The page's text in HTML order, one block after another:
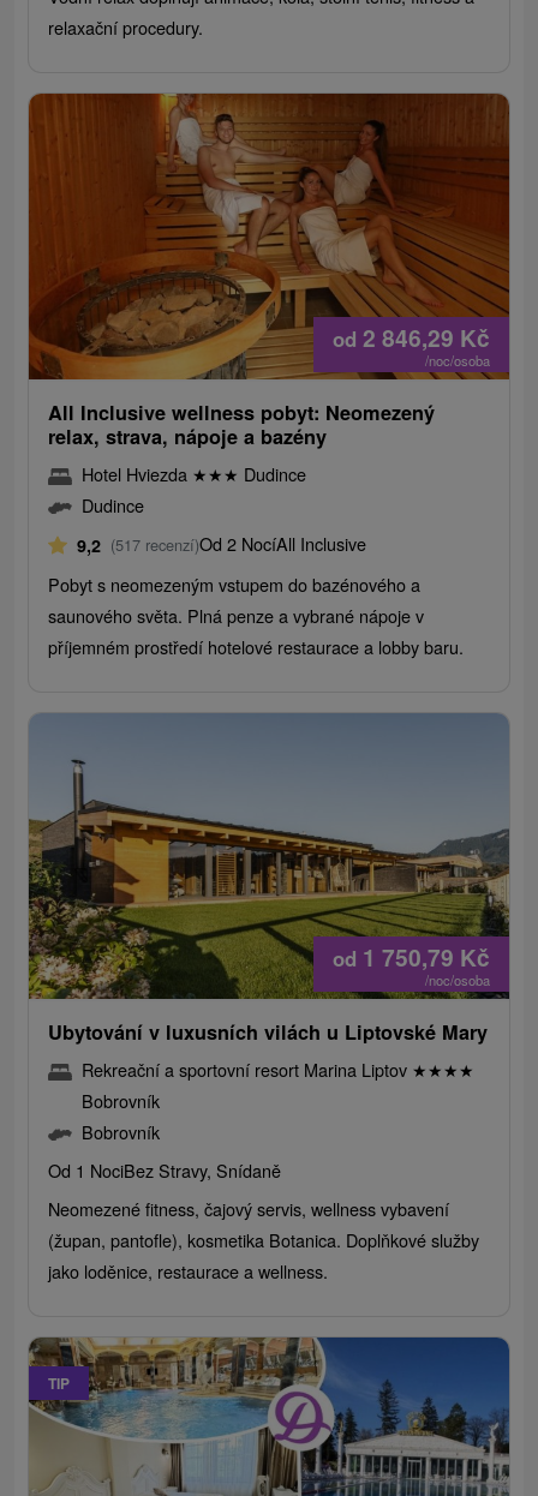
relaxační procedury.
od 2 846,29 Kč
/noc/osoba
All Inclusive wellness pobyt: Neomezený
relax, strava, nápoje a bazény
Hotel Hviezda ★★★ Dudince
Dudince
9,2 (517 recenzí)Od 2 NocíAll Inclusive
Pobyt s neomezeným vstupem do bazénového a
saunového světa. Plná penze a vybrané nápoje v
příjemném prostředí hotelové restaurace a lobby baru.
od 1 750,79 Kč
/noc/osoba
Ubytování v luxusních vilách u Liptovské Mary
Rekreační a sportovní resort Marina Liptov ★★★★
Bobrovník
Bobrovník
Od 1 NociBez Stravy, Snídaně
Neomezené fitness, čajový servis, wellness vybavení
(župan, pantofle), kosmetika Botanica. Doplňkové služby
jako loděnice, restaurace a wellness.
TIP